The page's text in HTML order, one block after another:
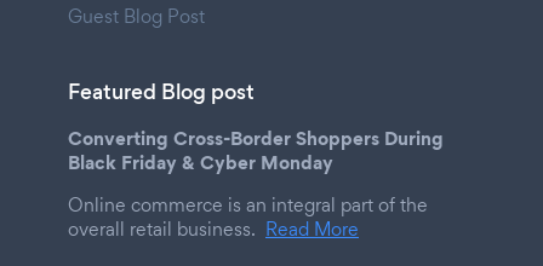
Guest Blog Post
Featured Blog post
Converting Cross-Border Shoppers During
Black Friday & Cyber Monday
Online commerce is an integral part of the
overall retail business. Read More